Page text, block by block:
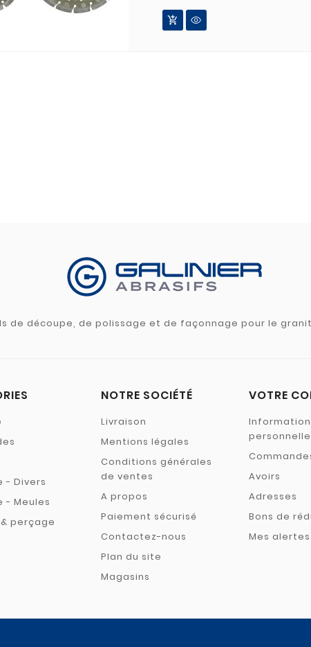

de découpe, de polissage et de façonnage pour le
- Divers
- Meules
perçage
NOTRE SOCIÉTÉ
Livraison
Mentions légales
Conditions générales
de ventes
A propos
Paiement sécurisé
Contactez-nous
Plan du site
Magasins
VOTRE
Avoirs
Adresses
Bons de
Mes alertes